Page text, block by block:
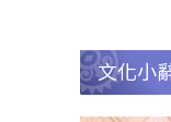
文化小